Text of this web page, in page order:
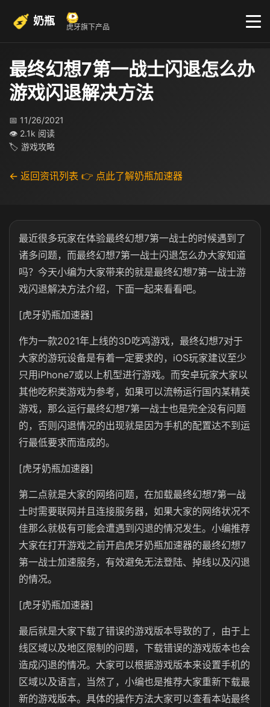
奶瓶 虎牙旗下产品
最终幻想7第一战士闪退怎么办
游戏闪退解决方法
📅 11/26/2021
👁 2.1k 阅读
🏷 游戏攻略
← 返回资讯列表 👉 点此了解奶瓶加速器
最近很多玩家在体验最终幻想7第一战士的时候遇到了
诸多问题，而最终幻想7第一战士闪退怎么办大家知道
吗？今天小编为大家带来的就是最终幻想7第一战士游
戏闪退解决方法介绍，下面一起来看看吧。
[虎牙奶瓶加速器]
作为一款2021年上线的3D吃鸡游戏，最终幻想7对于
大家的游玩设备是有着一定要求的，iOS玩家建议至少
只用iPhone7或以上机型进行游戏。而安卓玩家大家以
其他吃积类游戏为参考，如果可以流畅运行国内某精英
游戏，那么运行最终幻想7第一战士也是完全没有问题
的，否则闪退情况的出现就是因为手机的配置达不到运
行最低要求而造成的。
[虎牙奶瓶加速器]
第二点就是大家的网络问题，在加载最终幻想7第一战
士时需要联网并且连接服务器，如果大家的网络状况不
佳那么就极有可能会遭遇到闪退的情况发生。小编推荐
大家在打开游戏之前开启虎牙奶瓶加速器的最终幻想7
第一战士加速服务，有效避免无法登陆、掉线以及闪退
的情况。
[虎牙奶瓶加速器]
最后就是大家下载了错误的游戏版本导致的了，由于上
线区域以及地区限制的问题，下载错误的游戏版本也会
造成闪退的情况。大家可以根据游戏版本来设置手机的
区域以及语言，当然了，小编也是推荐大家重新下载最
新的游戏版本。具体的操作方法大家可以查看本站最终